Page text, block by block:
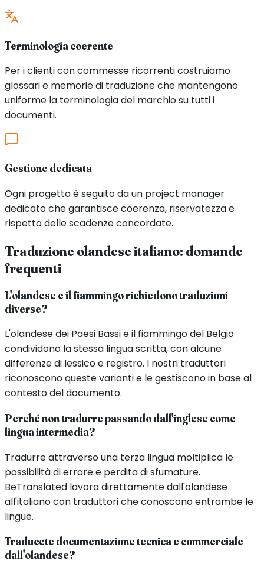
Terminologia coerente
Per i clienti con commesse ricorrenti costruiamo
glossari e memorie di traduzione che mantengono
uniforme la terminologia del marchio su tutti i
documenti.
Gestione dedicata
Ogni progetto è seguito da un project manager
dedicato che garantisce coerenza, riservatezza e
rispetto delle scadenze concordate.
Traduzione olandeseitaliano: domande
frequenti
L'olandese e il fiammingo richiedono traduzioni
diverse?
L'olandese dei Paesi Bassi e il fiammingo del Belgio
condividono la stessa lingua scritta, con alcune
differenze di lessico e registro. I nostri traduttori
riconoscono queste varianti e le gestiscono in base al
contesto del documento.
Perché non tradurre passando dall'inglese come
lingua intermedia?
Tradurre attraverso una terza lingua moltiplica le
possibilità di errore e perdita di sfumature.
BeTranslated lavora direttamente dall'olandese
all'italiano con traduttori che conoscono entrambe le
lingue.
Traducete documentazione tecnica e commerciale
dall'olandese?